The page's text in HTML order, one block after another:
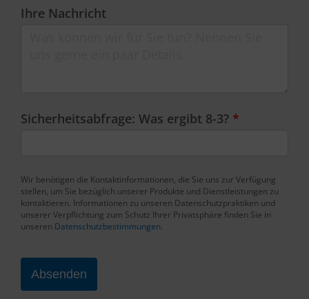
Ihre Nachricht
Sicherheitsabfrage: Was ergibt 8-3? *
Wir benötigen die Kontaktinformationen, die Sie uns zur Verfügung
stellen, um Sie bezüglich unserer Produkte und Dienstleistungen zu
kontaktieren. Informationen zu unseren Datenschutzpraktiken und
unserer Verpflichtung zum Schutz Ihrer Privatsphäre finden Sie in
unseren Datenschutzbestimmungen.